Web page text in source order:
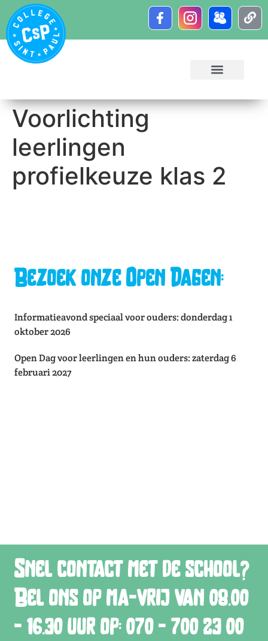
Voorlichting
leerlingen
profielkeuze klas 2
Bezoek onze Open Dagen:
Informatieavond speciaal voor ouders: donderdag 1
oktober 2026
Open Dag voor leerlingen en hun ouders: zaterdag 6
februari 2027
Snel contact met de school?
Bel ons op ma-vrij van 08.00
- 16.30 uur op: 070 - 700 23 00